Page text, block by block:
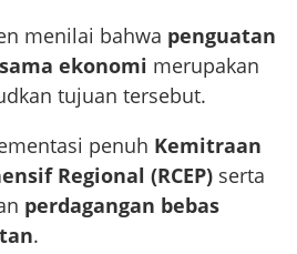
menilai bahwa penguatan
ekonomi merupakan
tujuan tersebut.
penuh Kemitraan
Regional (RCEP) serta
perdagangan bebas
.